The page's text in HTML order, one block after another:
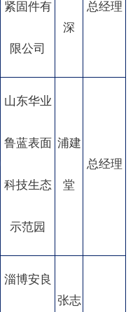
紧固件有
限公司
深
总经理
山东华业
鲁蓝表面
科技生态
示范园
浦建
堂
总经理
淄博安良
张志